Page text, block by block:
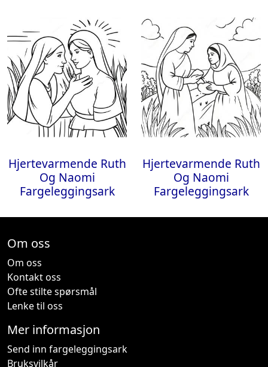
Hjertevarmende Ruth
Og Naomi
Fargeleggingsark
Hjertevarmende Ruth
Og Naomi
Fargeleggingsark
Om oss
Om oss
Kontakt oss
Ofte stilte spørsmål
Lenke til oss
Mer informasjon
Send inn fargeleggingsark
Bruksvilkår